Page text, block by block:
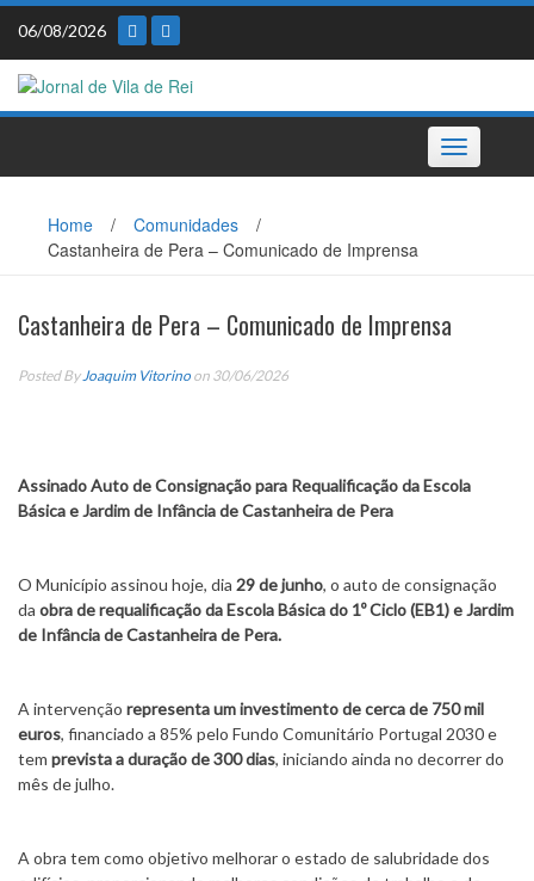
Skip
content
06/08/2026
Toggle
navigation
Home / Comunidades
/
Castanheira de Pera – Comunicado de Imprensa
Castanheira de Pera – Comunicado de Imprensa
Posted By Joaquim Vitorino on 30/06/2026
Assinado Auto de Consignação para Requalificação da Escola
Básica e Jardim de Infância de Castanheira de Pera
O Município assinou hoje, dia 29 de junho, o auto de consignação
da obra de requalificação da Escola Básica do 1º Ciclo (EB1) e Jardim
de Infância de Castanheira de Pera.
A intervenção representa um investimento de cerca de 750 mil
euros, financiado a 85% pelo Fundo Comunitário Portugal 2030 e
tem prevista a duração de 300 dias, iniciando ainda no decorrer do
mês de julho.
A obra tem como objetivo melhorar o estado de salubridade dos